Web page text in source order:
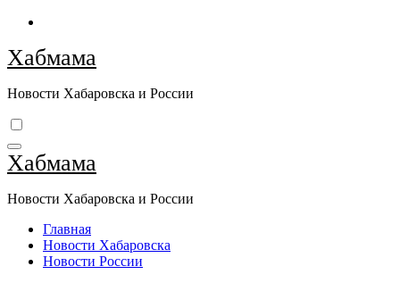
Перейти
содержимому
Хабмама
Новости Хабаровска и России
Хабмама
Новости Хабаровска и России
Главная
Новости Хабаровска
Новости России